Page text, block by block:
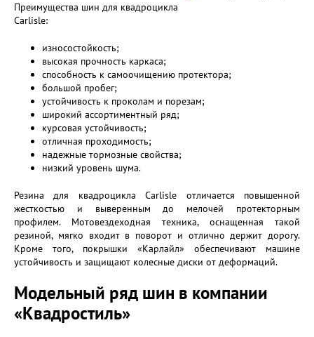
Преимущества шин для квадроцикла
Carlisle:
износостойкость;
высокая прочность каркаса;
способность к самоочищению протектора;
большой пробег;
устойчивость к проколам и порезам;
широкий ассортиментный ряд;
курсовая устойчивость;
отличная проходимость;
надежные тормозные свойства;
низкий уровень шума.
Резина для квадроцикла Carlisle отличается повышенной
жесткостью и выверенным до мелочей протекторным
профилем. Мотовездеходная техника, оснащенная такой
резиной, мягко входит в поворот и отлично держит дорогу.
Кроме того, покрышки «Карлайл» обеспечивают машине
устойчивость и защищают колесные диски от деформаций.
Модельный ряд шин в компании
«Квадростиль»